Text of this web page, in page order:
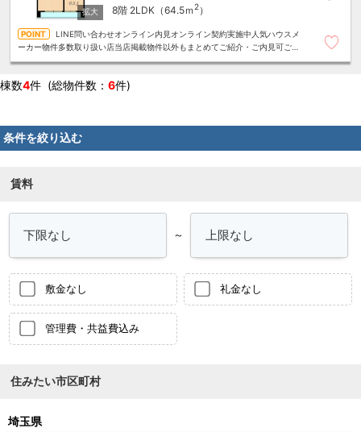
8階 2LDK（64.5ｍ 2）
LINE問い合わせオンライン内見オンライン契約実施中人気ハウスメ
ーカー物件多数取り扱い店当店掲載物件以外もまとめてご紹介・ご内見可ご予
棟数4件 (総物件数： 6件)
条件を絞り込む
賃料
～
敷金なし 礼金なし
管理費・共益費込み
住みたい市区町村
埼玉県